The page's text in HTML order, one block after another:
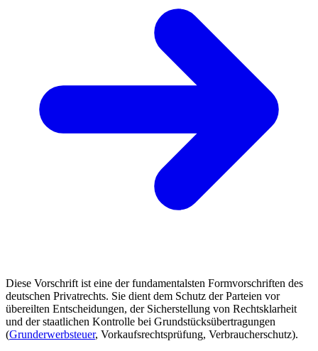
Diese Vorschrift ist eine der fundamentalsten Formvorschriften des
deutschen Privatrechts. Sie dient dem Schutz der Parteien vor
übereilten Entscheidungen, der Sicherstellung von Rechtsklarheit
und der staatlichen Kontrolle bei Grundstücksübertragungen
(Grunderwerbsteuer, Vorkaufsrechtsprüfung, Verbraucherschutz).